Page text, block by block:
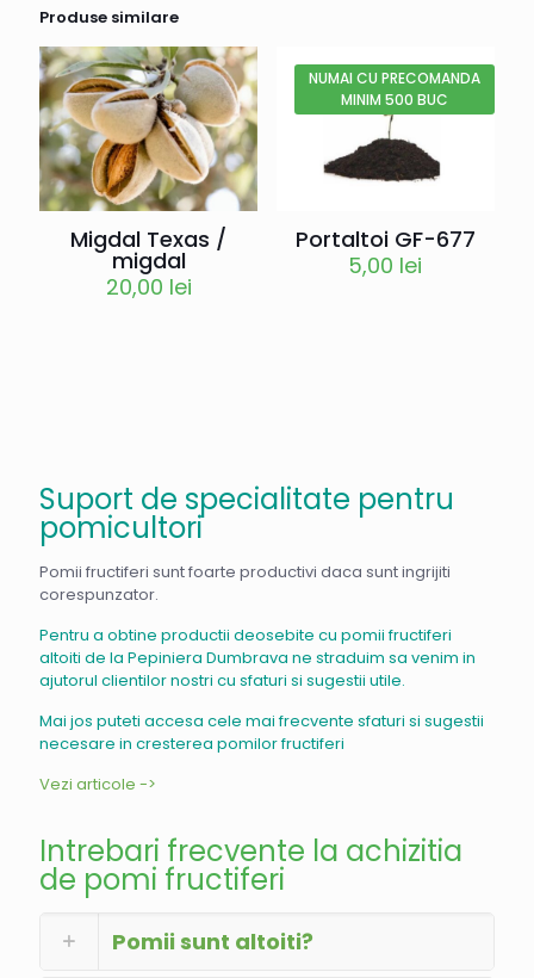
Produse similare
Migdal Texas /
migdal
20,00 lei
NUMAI CU PRECOMANDA
MINIM 500 BUC
Portaltoi GF-677
5,00 lei
Suport de specialitate pentru
pomicultori
Pomii fructiferi sunt foarte productivi daca sunt ingrijiti
corespunzator.
Pentru a obtine productii deosebite cu pomii fructiferi
altoiti de la Pepiniera Dumbrava ne straduim sa venim in
ajutorul clientilor nostri cu sfaturi si sugestii utile.
Mai jos puteti accesa cele mai frecvente sfaturi si sugestii
necesare in cresterea pomilor fructiferi
Vezi articole ->
Intrebari frecvente la achizitia
de pomi fructiferi
Pomii sunt altoiti?